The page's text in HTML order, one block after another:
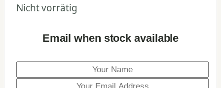
Nicht vorrätig
Email when stock available